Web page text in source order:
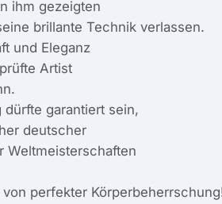
ihm gezeigten
brillante Technik verlassen.
und Eleganz
Artist
garantiert sein,
deutscher
Weltmeisterschaften
perfekter